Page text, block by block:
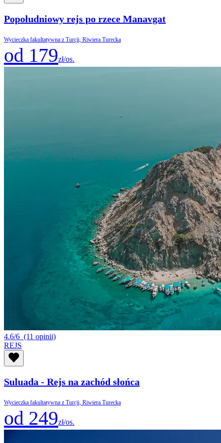
Popołudniowy rejs po rzece Manavgat
Wycieczka fakultatywna z Turcji, Riwiera Turecka
od 179zł/os.
4.6/6 (11 opinii)
REJS
Suluada - Rejs na zachód słońca
Wycieczka fakultatywna z Turcji, Riwiera Turecka
od 249zł/os.